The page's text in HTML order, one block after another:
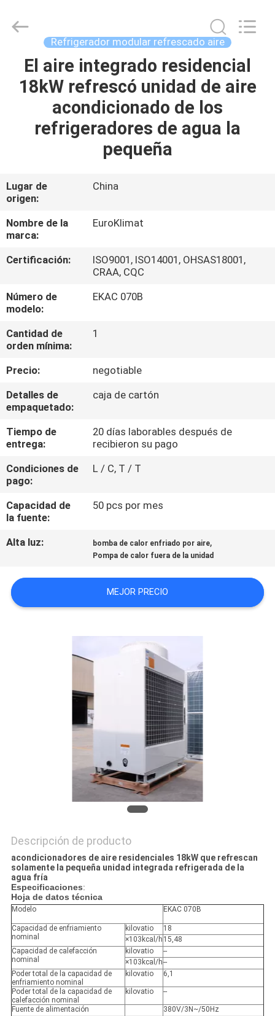
HOGAR
PRODUCTOS
VIAJE
DE
LA
FÁBRICA
CONTROL
DE
CALIDAD
ÉNTRENOS
EN
CONTACTO
CON
PIDA
UNA
NEWS
Proveedor.
Copyright
ekhvacsystems.com.
Refrigerador modular refrescado aire
El aire integrado residencial
18kW refrescó unidad de aire
acondicionado de los
refrigeradores de agua la
pequeña
Lugar de
origen:
China
Nombre de la
marca:
EuroKlimat
Certificación:
ISO9001, ISO14001, OHSAS18001,
CRAA, CQC
Número de
modelo:
EKAC 070B
Cantidad de
orden mínima:
1
Precio:
negotiable
Detalles de
empaquetado:
caja de cartón
Tiempo de
entrega:
20 días laborables después de
recibieron su pago
Condiciones de
pago:
L / C, T / T
Capacidad de
la fuente:
50 pcs por mes
Alta luz: bomba de calor enfriado por aire,
Pompa de calor fuera de la unidad
MEJOR PRECIO
Descripción de producto
acondicionadores de aire residenciales 18kW que refrescan
solamente la pequeña unidad integrada refrigerada de la
agua fría
Especificaciones:
Hoja de datos técnica
Modelo EKAC 070B
Capacidad de enfriamiento
nominal
kilovatio
18
×103kcal/h 15,48
Capacidad de calefacción
nominal
kilovatio
--
×103kcal/h--
Poder total de la capacidad de
enfriamiento nominal
kilovatio 6,1
Poder total de la capacidad de
calefacción nominal
kilovatio --
Fuente de alimentación
380V/3N~/50Hz